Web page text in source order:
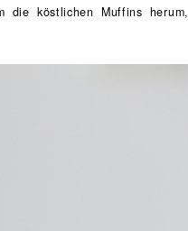
köstlichen Muffins herum,